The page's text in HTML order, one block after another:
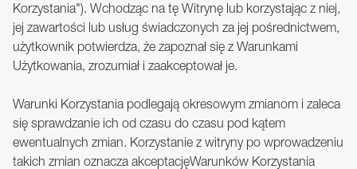
Korzystania"). Wchodząc na tę Witrynę lub korzystając z niej,
jej zawartości lub usług świadczonych za jej pośrednictwem,
użytkownik potwierdza, że zapoznał się z Warunkami
Użytkowania, zrozumiał i zaakceptował je.
Warunki Korzystania podlegają okresowym zmianom i zaleca
się sprawdzanie ich od czasu do czasu pod kątem
ewentualnych zmian. Korzystanie z witryny po wprowadzeniu
takich zmian oznacza akceptacjęWarunków Korzystania